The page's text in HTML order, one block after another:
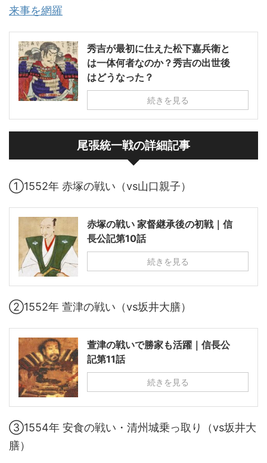
来事を網羅
秀吉が最初に仕えた松下嘉兵衛と
は一体何者なのか？秀吉の出世後
はどうなった？
続きを見る
尾張統一戦の詳細記事
①1552年 赤塚の戦い（vs山口親子）
赤塚の戦い 家督継承後の初戦｜信
長公記第10話
続きを見る
②1552年 萱津の戦い（vs坂井大膳）
萱津の戦いで勝家も活躍｜信長公
記第11話
続きを見る
③1554年 安食の戦い・清州城乗っ取り（vs坂井大
膳）